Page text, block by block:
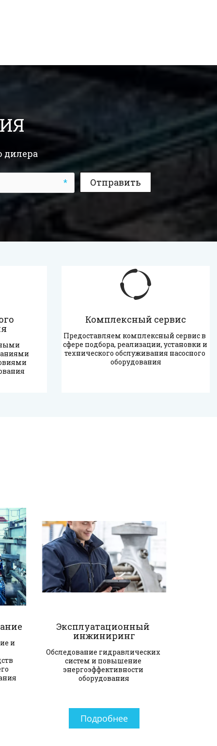
дилера
* Отправить
Комплексный сервис
Предоставляем комплексный сервис в
сфере подбора, реализации, установки и
технического обслуживания насосного
оборудования
и
Эксплуатационный
инжиниринг
Обследование гидравлических
систем и повышение
энергоэффективности
оборудования
Подробнее